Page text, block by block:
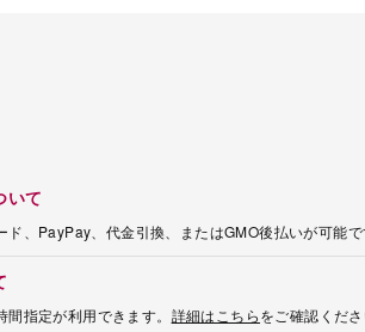
いて
ド、PayPay、代金引換、またはGMO後払いが可能で
指定が利用できます。 詳細はこちらをご確認くださ